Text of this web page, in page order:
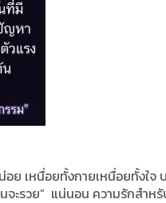
ย เหนื่อยทั้งกายเหนื่อยทั้งใจ
จะรวย” แน่นอน ความรักสำห